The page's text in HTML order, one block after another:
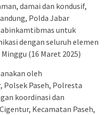
damai dan kondusif,
Polda Jabar
untuk
dengan seluruh elemen
(16 Maret 2025)
oleh
Polsek Paseh, Polresta
koordinasi dan
Kecamatan Paseh,